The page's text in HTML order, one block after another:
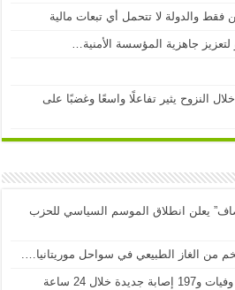
فقط والدولة لا تتحمل أي تبعات مالية
لتعزيز جاهزية المؤسسة الأمنية…
النزوح يثير تفاعلًا واسعًا وغضبًا على
يعلن انطلاق الموسم السياسي للحزب
من الغاز الطبيعي في سواحل موريتانيا….
تسجيل 3 وفيات و197 إصابة جديدة خلال 24 ساعة